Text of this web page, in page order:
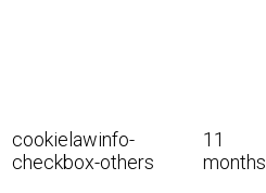
cookielawinfo-
checkbox-others
11
months